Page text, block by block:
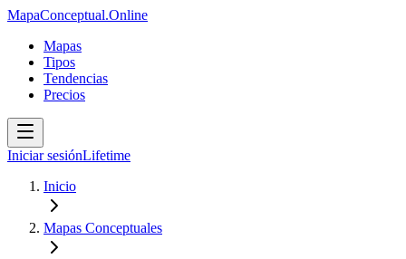
MapaConceptual.Online
Mapas
Tipos
Tendencias
Precios
Iniciar sesiónLifetime
Inicio
Mapas Conceptuales